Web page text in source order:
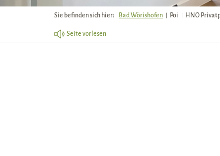
Sie befinden sich hier: Bad Wörishofen Poi HNO
Seite vorlesen